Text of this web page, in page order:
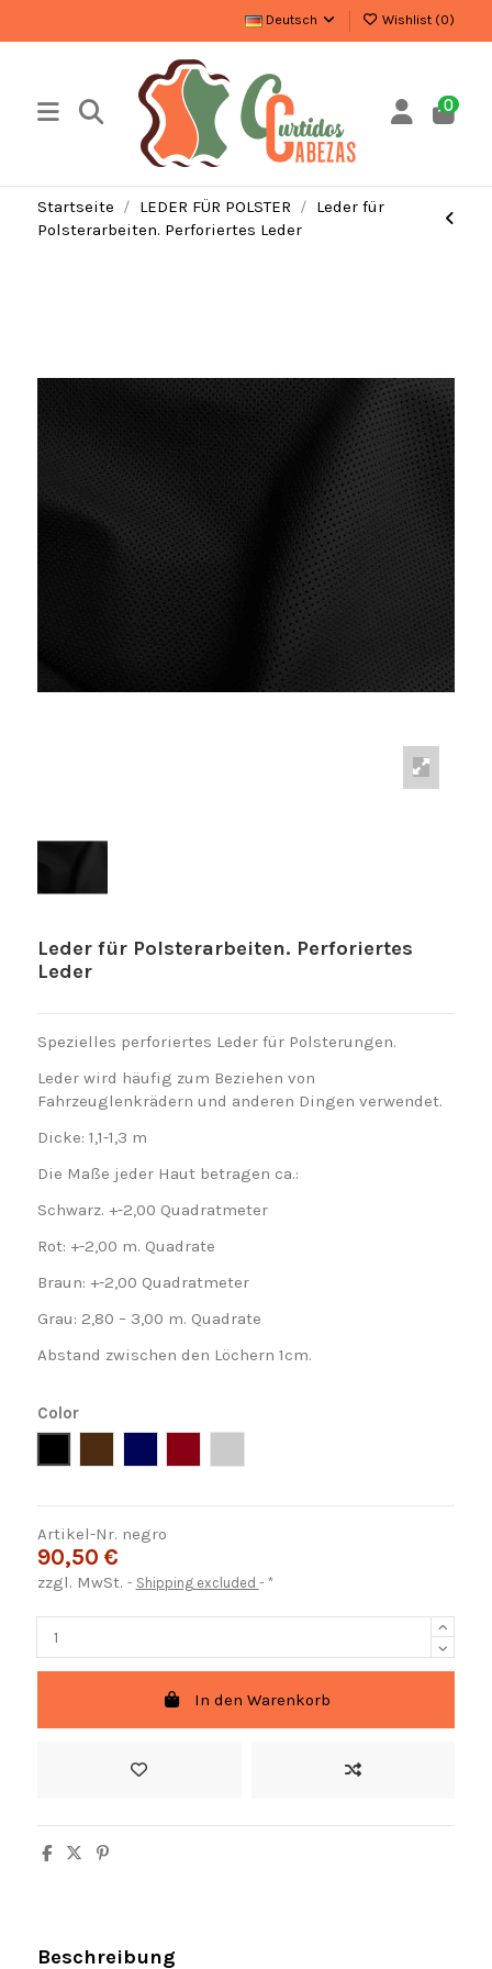
Deutsch Wishlist (0)
0
Startseite LEDER FÜR POLSTER
Leder für
Polsterarbeiten. Perforiertes Leder
Leder für Polsterarbeiten. Perforiertes
Leder
Spezielles perforiertes Leder für Polsterungen.
Leder wird häufig zum Beziehen von
Fahrzeuglenkrädern und anderen Dingen verwendet.
Dicke: 1,1-1,3 m
Die Maße jeder Haut betragen ca.:
Schwarz. +-2,00 Quadratmeter
Rot: +-2,00 m. Quadrate
Braun: +-2,00 Quadratmeter
Grau: 2,80 – 3,00 m. Quadrate
Abstand zwischen den Löchern 1cm.
Color
Artikel-Nr. negro
90,50 €
zzgl. MwSt. Shipping excluded *
In den Warenkorb
Beschreibung